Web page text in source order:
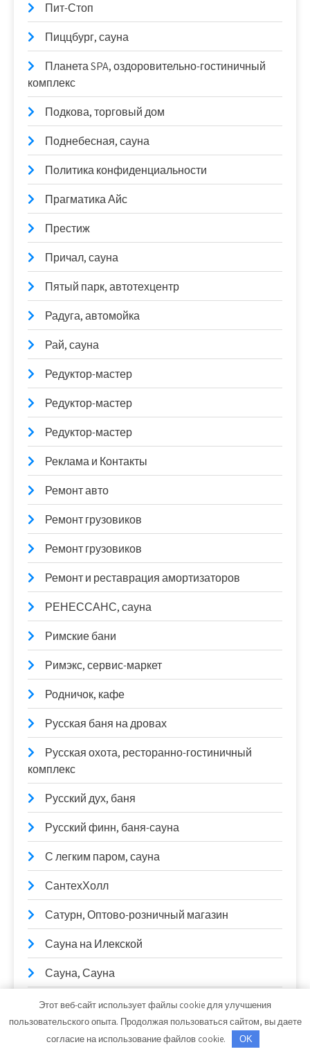
Пит-Стоп
Пиццбург, сауна
Планета SPA, оздоровительно-гостиничный
комплекс
Подкова, торговый дом
Поднебесная, сауна
Политика конфиденциальности
Прагматика Айс
Престиж
Причал, сауна
Пятый парк, автотехцентр
Радуга, автомойка
Рай, сауна
Редуктор-мастер
Редуктор-мастер
Редуктор-мастер
Реклама и Контакты
Ремонт авто
Ремонт грузовиков
Ремонт грузовиков
Ремонт и реставрация амортизаторов
РЕНЕССАНС, сауна
Римские бани
Римэкс, сервис-маркет
Родничок, кафе
Русская баня на дровах
Русская охота, ресторанно-гостиничный
комплекс
Русский дух, баня
Русский финн, баня-сауна
С легким паром, сауна
СантехХолл
Сатурн, Оптово-розничный магазин
Сауна на Илекской
Сауна, Сауна
Сауна, Сауна
Этот веб-сайт использует файлы cookie для улучшения
пользовательского опыта. Продолжая пользоваться сайтом, вы даете
согласие на использование файлов cookie.
OK